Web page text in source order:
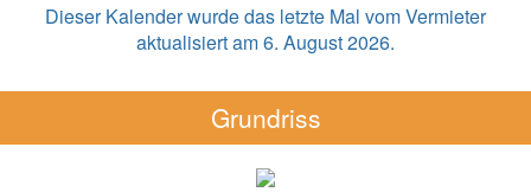
Dieser Kalender wurde das letzte Mal vom Vermieter
aktualisiert am 6. August 2026.
Grundriss